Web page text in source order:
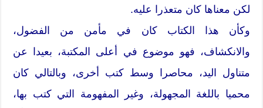
لكن معناها كان متعذرا عليه.
وكأن هذا الكتاب كان في مأمن من الفضول،
والانكشاف، فهو موضوع في أعلى المكتبة، بعيدا عن
متناول اليد، محاصرا وسط كتب أخرى، وبالتالي كان
محميا باللغة المجهولة، وغير المفهومة التي كتب بها،